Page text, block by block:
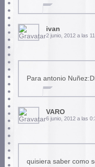
ivan
2 junio, 2012 a las
Para antonio
VARO
6 junio, 2012 a las
quisiera saber como